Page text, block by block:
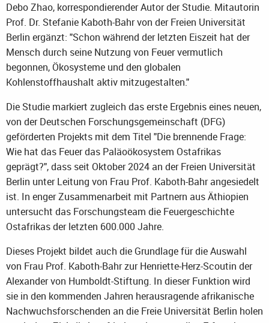
Debo Zhao, korrespondierender Autor der Studie. Mitautorin
Prof. Dr. Stefanie Kaboth-Bahr von der Freien Universität
Berlin ergänzt: "Schon während der letzten Eiszeit hat der
Mensch durch seine Nutzung von Feuer vermutlich
begonnen, Ökosysteme und den globalen
Kohlenstoffhaushalt aktiv mitzugestalten."
Die Studie markiert zugleich das erste Ergebnis eines neuen,
von der Deutschen Forschungsgemeinschaft (DFG)
geförderten Projekts mit dem Titel "Die brennende Frage:
Wie hat das Feuer das Paläoökosystem Ostafrikas
geprägt?", dass seit Oktober 2024 an der Freien Universität
Berlin unter Leitung von Frau Prof. Kaboth-Bahr angesiedelt
ist. In enger Zusammenarbeit mit Partnern aus Äthiopien
untersucht das Forschungsteam die Feuergeschichte
Ostafrikas der letzten 600.000 Jahre.
Dieses Projekt bildet auch die Grundlage für die Auswahl
von Frau Prof. Kaboth-Bahr zur Henriette-Herz-Scoutin der
Alexander von Humboldt-Stiftung. In dieser Funktion wird
sie in den kommenden Jahren herausragende afrikanische
Nachwuchsforschenden an die Freie Universität Berlin holen